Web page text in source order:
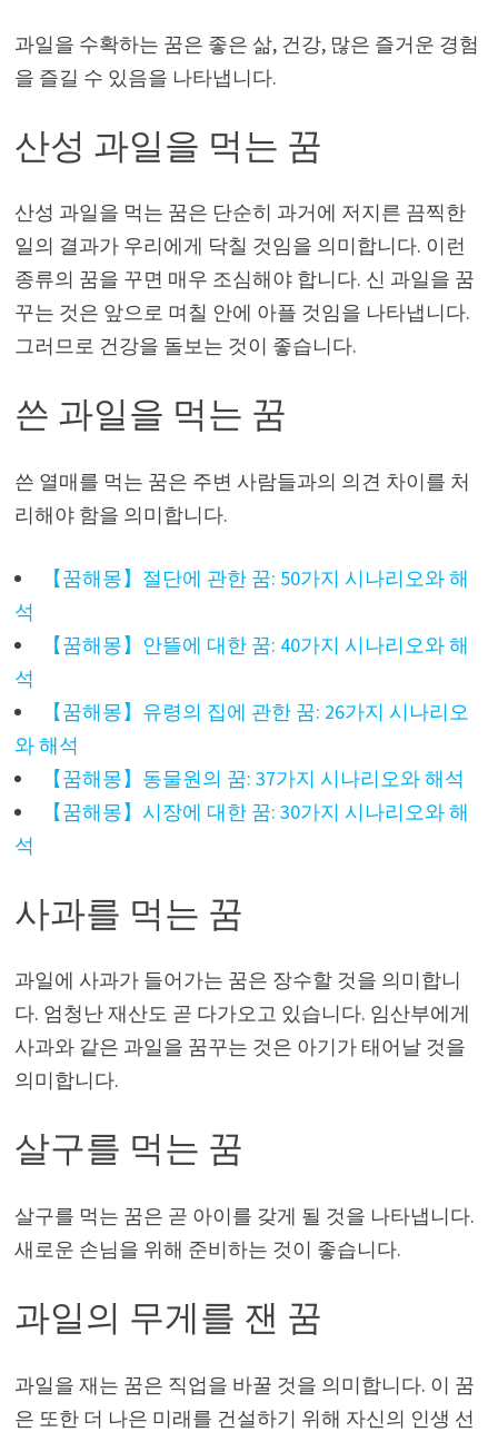
과일을 수확하는 꿈은 좋은 삶, 건강, 많은 즐거운 경험
을 즐길 수 있음을 나타냅니다.
산성 과일을 먹는 꿈
산성 과일을 먹는 꿈은 단순히 과거에 저지른 끔찍한
일의 결과가 우리에게 닥칠 것임을 의미합니다. 이런
종류의 꿈을 꾸면 매우 조심해야 합니다. 신 과일을 꿈
꾸는 것은 앞으로 며칠 안에 아플 것임을 나타냅니다.
그러므로 건강을 돌보는 것이 좋습니다.
쓴 과일을 먹는 꿈
쓴 열매를 먹는 꿈은 주변 사람들과의 의견 차이를 처
리해야 함을 의미합니다.
【꿈해몽】절단에 관한 꿈: 50가지 시나리오와 해
석
【꿈해몽】안뜰에 대한 꿈: 40가지 시나리오와 해
석
【꿈해몽】유령의 집에 관한 꿈: 26가지 시나리오
와 해석
【꿈해몽】동물원의 꿈: 37가지 시나리오와 해석
【꿈해몽】시장에 대한 꿈: 30가지 시나리오와 해
석
사과를 먹는 꿈
과일에 사과가 들어가는 꿈은 장수할 것을 의미합니
다. 엄청난 재산도 곧 다가오고 있습니다. 임산부에게
사과와 같은 과일을 꿈꾸는 것은 아기가 태어날 것을
의미합니다.
살구를 먹는 꿈
살구를 먹는 꿈은 곧 아이를 갖게 될 것을 나타냅니다.
새로운 손님을 위해 준비하는 것이 좋습니다.
과일의 무게를 잰 꿈
과일을 재는 꿈은 직업을 바꿀 것을 의미합니다. 이 꿈
은 또한 더 나은 미래를 건설하기 위해 자신의 인생 선